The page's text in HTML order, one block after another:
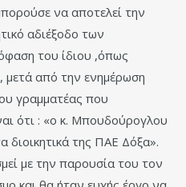
να αποτελεί την
αδιέξοδο των
του ίδιου ,όπως
μετά από την ενημέρωση
γραμματέας που
ότι : «ο κ. Μπουδούρογλου
διοικητικά της ΠΑΕ Δόξα».
με την παρουσία του τον